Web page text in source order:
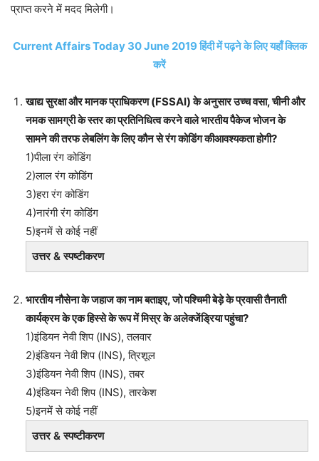
प्राप्त करने में मदद मिलेगी।
Current Affairs Today 30 June 2019 हिंदी में पढ़ने के लिए यहाँ क्लिक
करें
खाद्य सुरक्षा और मानक प्राधिकरण (FSSAI) के अनुसार उच्च वसा, चीनी और
नमक सामग्री के स्तर का प्रतिनिधित्व करने वाले भारतीय पैकेज भोजन के
सामने की तरफ लेबलिंग के लिए कौन से रंग कोडिंग कीआवश्यकता होगी?
1)पीला रंग कोडिंग
2)लाल रंग कोडिंग
3)हरा रंग कोडिंग
4)नारंगी रंग कोडिंग
5)इनमें से कोई नहीं
उत्तर & स्पष्टीकरण
भारतीय नौसेना के जहाज का नाम बताइए, जो पश्चिमी बेड़े के प्रवासी तैनाती
कार्यक्रम के एक हिस्से के रूप में मिस्र के अलेक्जेंड्रिया पहुंचा?
1)इंडियन नेवी शिप (INS), तलवार
2)इंडियन नेवी शिप (INS), त्रिशूल
3)इंडियन नेवी शिप (INS), तबर
4)इंडियन नेवी शिप (INS), तारकेश
5)इनमें से कोई नहीं
उत्तर & स्पष्टीकरण